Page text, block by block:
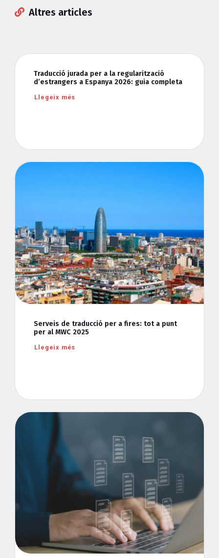
Altres articles
Traducció jurada per a la regularització
d’estrangers a Espanya 2026: guia completa
Llegeix més
Serveis de traducció per a fires: tot a punt
per al MWC 2025
Llegeix més